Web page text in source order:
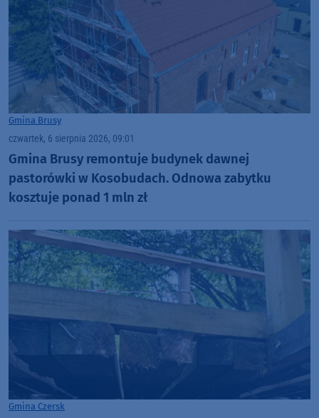
Gmina Brusy
czwartek, 6 sierpnia 2026, 09:01
Gmina Brusy remontuje budynek dawnej
pastorówki w Kosobudach. Odnowa zabytku
kosztuje ponad 1 mln zł
Gmina Czersk